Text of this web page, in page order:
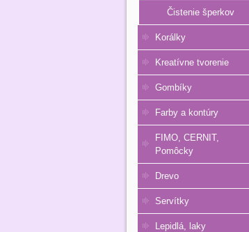
Čistenie šperkov
Korálky
Kreatívne tvorenie
Gombíky
Farby a kontúry
FIMO, CERNIT,
Pomôcky
Drevo
Servítky
Lepidlá, laky